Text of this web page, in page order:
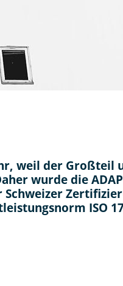
weil der Großteil
wurde die
Schweizer
ISO